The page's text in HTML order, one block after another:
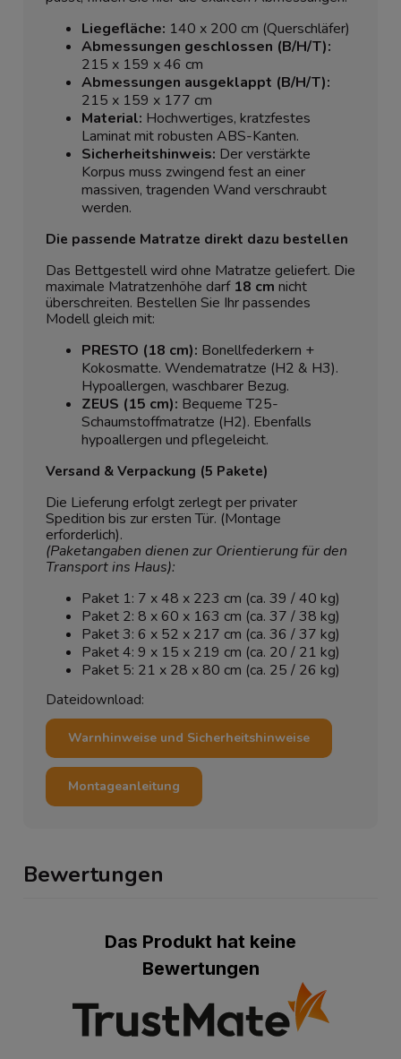
Liegefläche: 140 x 200 cm (Querschläfer)
Abmessungen geschlossen (B/H/T):
215 x 159 x 46 cm
Abmessungen ausgeklappt (B/H/T):
215 x 159 x 177 cm
Material: Hochwertiges, kratzfestes
Laminat mit robusten ABS-Kanten.
Sicherheitshinweis: Der verstärkte
Korpus muss zwingend fest an einer
massiven, tragenden Wand verschraubt
werden.
Die passende Matratze direkt dazu bestellen
Das Bettgestell wird ohne Matratze geliefert. Die
maximale Matratzenhöhe darf 18 cm nicht
überschreiten. Bestellen Sie Ihr passendes
Modell gleich mit:
PRESTO (18 cm): Bonellfederkern +
Kokosmatte. Wendematratze (H2 & H3).
Hypoallergen, waschbarer Bezug.
ZEUS (15 cm): Bequeme T25-
Schaumstoffmatratze (H2). Ebenfalls
hypoallergen und pflegeleicht.
Versand & Verpackung (5 Pakete)
Die Lieferung erfolgt zerlegt per privater
Spedition bis zur ersten Tür. (Montage
erforderlich).
(Paketangaben dienen zur Orientierung für den
Transport ins Haus):
Paket 1: 7 x 48 x 223 cm (ca. 39 / 40 kg)
Paket 2: 8 x 60 x 163 cm (ca. 37 / 38 kg)
Paket 3: 6 x 52 x 217 cm (ca. 36 / 37 kg)
Paket 4: 9 x 15 x 219 cm (ca. 20 / 21 kg)
Paket 5: 21 x 28 x 80 cm (ca. 25 / 26 kg)
Dateidownload:
Warnhinweise und Sicherheitshinweise
Montageanleitung
Bewertungen
Das Produkt hat keine
Bewertungen